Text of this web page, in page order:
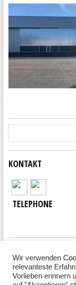
KONTAKT
TELEPHONE
Wir verwenden
relevanteste
Vorlieben erinnern